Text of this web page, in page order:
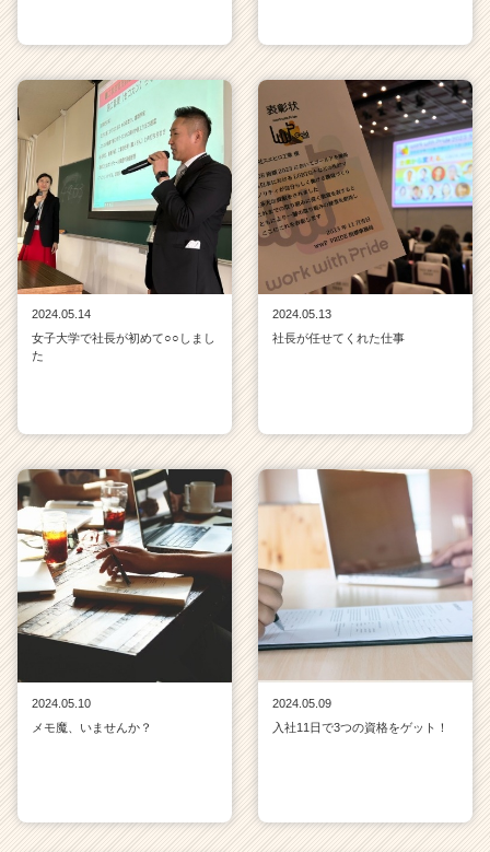
2024.05.14
女子大学で社長が初めて○○しまし
た
2024.05.13
社長が任せてくれた仕事
2024.05.10
メモ魔、いませんか？
2024.05.09
入社11日で3つの資格をゲット！